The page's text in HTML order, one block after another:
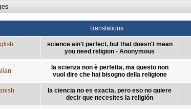
Translations
science ain't perfect, but that doesn't mean
you need religion - Anonymous
la scienza non è perfetta, ma questo non
vuol dire che hai bisogno della religione
la ciencia no es exacta, pero eso no quiere
decir que necesites la religión